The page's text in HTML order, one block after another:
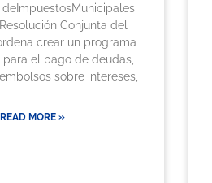
deImpuestosMunicipales
Conjunta del
crear un programa
para el pago de deudas,
sobre intereses,
READ MORE »